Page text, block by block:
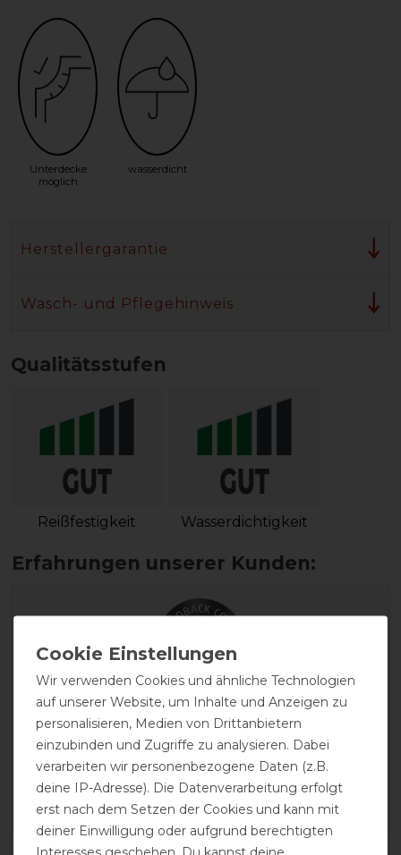
Unterdecke
möglich
wasserdicht
Herstellergarantie
Wasch- und Pflegehinweis
Qualitätsstufen
Reißfestigkeit Wasserdichtigkeit
EXCELLENT
Turnout lite 0g -
navy/navy&white -
Product Reviews
Wir verwenden Cookies und ähnliche Technologien
auf unserer Website, um Inhalte und Anzeigen zu
personalisieren, Medien von Drittanbietern
einzubinden und Zugriffe zu analysieren. Dabei
verarbeiten wir personenbezogene Daten (z.B.
deine IP-Adresse). Die Datenverarbeitung erfolgt
erst nach dem Setzen der Cookies und kann mit
deiner Einwilligung oder aufgrund berechtigten
Interesses geschehen. Du kannst deine